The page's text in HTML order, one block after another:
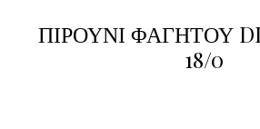
ΠΙΡΟΥΝΙ ΦΑΓΗΤΟΥ
18/0